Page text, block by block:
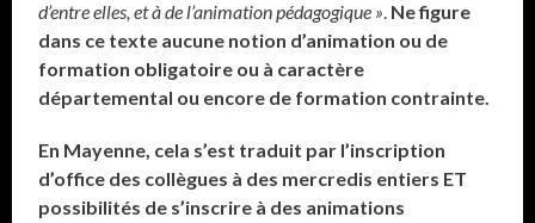
d’entre elles, et à de l’animation pédagogique ». Ne figure
dans ce texte aucune notion d’animation ou de
formation obligatoire ou à caractère
départemental ou encore de formation contrainte.
En Mayenne, cela s’est traduit par l’inscription
d’office des collègues à des mercredis entiers ET
possibilités de s’inscrire à des animations